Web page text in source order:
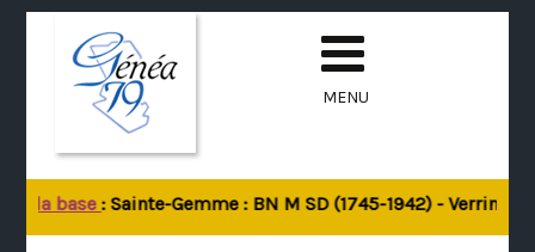
MENU
la base: Sainte-Gemme : BN M SD (1745-1942) - Verrines-